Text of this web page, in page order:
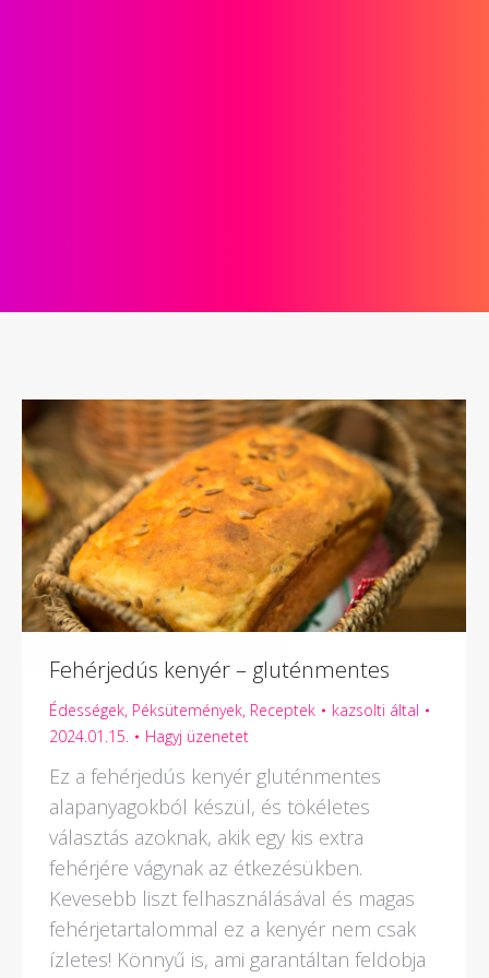
Fehérjedús kenyér – gluténmentes
Édességek, Péksütemények, Receptek kazsolti által
2024.01.15.
Hagyj üzenetet
Ez a fehérjedús kenyér gluténmentes
alapanyagokból készül, és tökéletes
választás azoknak, akik egy kis extra
fehérjére vágynak az étkezésükben.
Kevesebb liszt felhasználásával és magas
fehérjetartalommal ez a kenyér nem csak
ízletes! Könnyű is, ami garantáltan feldobja